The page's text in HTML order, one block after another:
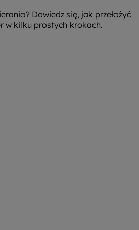
Dowiedz się, jak przełożyć
w kilku prostych krokach.